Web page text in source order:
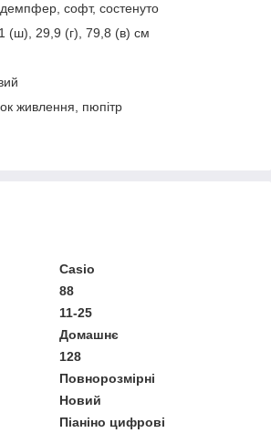
софт, состенуто
(ш), 29,9 (г), 79,8 (в) см
живлення, пюпітр
Casio
88
11-25
Домашнє
128
Повнорозмірні
Новий
Піаніно цифрові